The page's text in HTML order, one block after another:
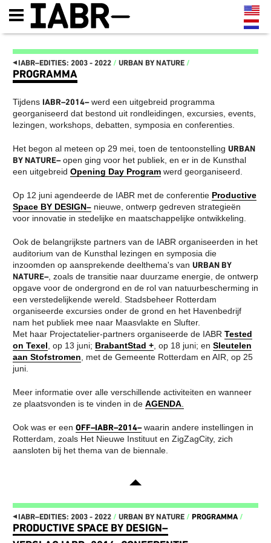
◂IABR–EDITIES: 2003 - 2022 / URBAN BY NATURE /
PROGRAMMA
Tijdens IABR–2014–werd een uitgebreid programma
georganiseerd dat bestond uit rondleidingen, excursies, events,
lezingen, workshops, debatten, symposia en conferenties.
Het begon al meteen op 29 mei, toen de tentoonstelling URBAN
BY NATURE–open ging voor het publiek, en er in de Kunsthal
een uitgebreid Opening Day Program werd georganiseerd.
Op 12 juni agendeerde de IABR met de conferentie Productive
Space BY DESIGN– nieuwe, ontwerp gedreven strategieën
voor innovatie in stedelijke en maatschappelijke ontwikkeling.
Ook de belangrijkste partners van de IABR organiseerden in het
auditorium van de Kunsthal lezingen en symposia die
inzoomden op aansprekende deelthema's van URBAN BY
NATURE–, zoals de transitie naar duurzame energie, de ontwerp
opgave voor de ondergrond en de rol van natuurbescherming in
een verstedelijkende wereld. Stadsbeheer Rotterdam
organiseerde excursies onder de grond en het Havenbedrijf
nam het publiek mee naar Maasvlakte en Slufter.
Met haar Projectatelier-partners organiseerde de IABR Tested
on Texel , op 13 juni; BrabantStad + , op 18 juni; en Sleutelen
aan Stofstromen , met de Gemeente Rotterdam en AIR, op 25
juni.
Meer informatie over alle verschillende activiteiten en wanneer
ze plaatsvonden is te vinden in de AGENDA
Ook was er een OFF–IABR–2014–waarin andere instellingen in
Rotterdam, zoals Het Nieuwe Instituut en ZigZagCity, zich
aansloten bij het thema van de biennale.
◂IABR–EDITIES: 2003 - 2022 / URBAN BY NATURE / PROGRAMMA /
PRODUCTIVE SPACE BY DESIGN–
IT'S ABOUT TIME 2022
IT'S ABOUT TIME
MINISTERIE VAN MAAK!
OPENING IT’S ABOUT TIME:
DRIEDAAGS PROGRAMMA 22,
23 EN 24 SEPTEMBER
FUTURE GENERATION, THIS
TENTOONSTELLINGS-
LANDSCHAP
GESTRUCTUREERD DOOR
HERBRUIKBARE
OPROEP AAN BEDRIJVEN EN
OVERHEDEN
HET IS TIJD OM HET
RADICAAL ANDERS TE
GAAN DOEN
IT’S ABOUT TIME: OPEN CALL
CURATORIAL STATEMENT:
IT’S ABOUT TIME
CURATORENTEAM VAN DE
10E INTERNATIONALE
ARCHITECTUUR BIENNALE
ROTTERDAM
IABR–DOWN TO EARTH
AGENDA IABR–DOWN TO
CURATOR INLEIDING DOWN
TO EARTH
CURATOR TEAM IABR–DOWN
GEORGE BRUGMANS
THIJS VAN SPAANDONK
RIANNE MAKKINK EN
JURGEN BEY
KANSENKAART
VIJF DEELSTUDIES
CREDITS
DE IABR EN WATER
DE KAART VAN ZUID
MAASSILO
ATELIER PRESENTATIES
NEXT MEET-UPS
NEXT WALKS
NEXT GENERATION
CATALOGUS
NEXT WEB MAGAZINE
CURATOR TEAM EN CREDITS
IABR–2016
MAARTEN HAJER,
PARTNERS
IABR–2014–URBAN BY
NATURE
DE TENTOONSTELLING
DE AARDE EEN TUIN
NATUURBESCHERMING
VERSTEDELIJKTE
WERELD
BOUWEN MET DE
NATUUR
HET VERKENNEN VAN DE
ONDERGROND
STADSLANDSCHAP EN
KLIMAATVERANDERING
REBUILD BY DESIGN
REBUILD BY DESIGN
NEW MEADOWLANDS
HET STEDELIJKE
METABOLISME
THE VERNON CITY
PROJECT
AGRICULTURE
STRATEGIEËN VOOR HET
STADSLANDSCHAP
HET MOZAÏEK VAN